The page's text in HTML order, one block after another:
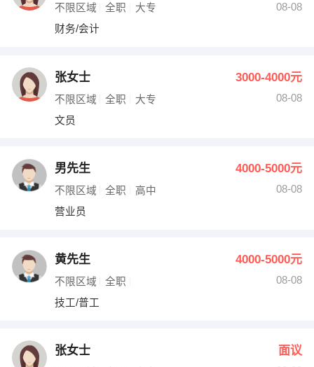
不限区域 全职 大专
08-08
财务/会计
张女士 3000-4000元
不限区域 全职 大专
08-08
文员
男先生 4000-5000元
不限区域 全职 高中
08-08
营业员
黄先生 4000-5000元
不限区域 全职
08-08
技工/普工
张女士 面议